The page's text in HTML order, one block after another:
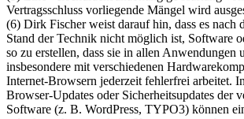
Vertragsschluss vorliegende Mängel wird
(6) Dirk Fischer weist darauf hin, dass es nach
Stand der Technik nicht möglich ist, Software
so zu erstellen, dass sie in allen Anwendungen
insbesondere mit verschiedenen
Internet-Browsern jederzeit fehlerfrei arbeitet.
Browser-Updates oder Sicherheitsupdates der
Software (z. B. WordPress, TYPO3) können